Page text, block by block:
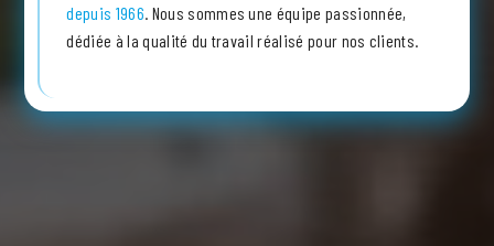
depuis 1966 . Nous sommes une équipe passionnée,
dédiée à la qualité du travail réalisé pour nos clients.